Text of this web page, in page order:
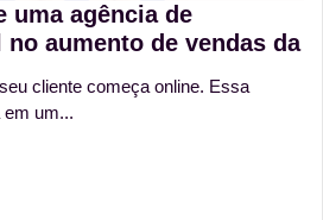
uma agência de
aumento de vendas da
cliente começa online. Essa
em um...